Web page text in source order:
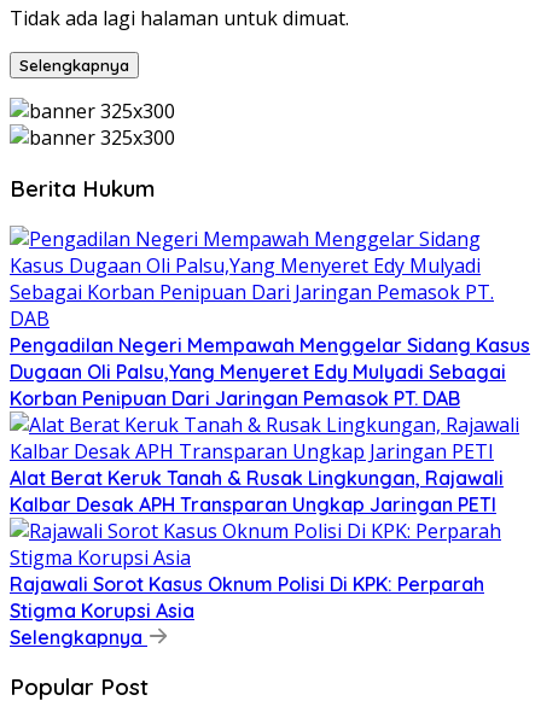
Tidak ada lagi halaman untuk dimuat.
Selengkapnya
Berita Hukum
Pengadilan Negeri Mempawah Menggelar Sidang Kasus
Dugaan Oli Palsu,Yang Menyeret Edy Mulyadi Sebagai
Korban Penipuan Dari Jaringan Pemasok PT. DAB
Alat Berat Keruk Tanah & Rusak Lingkungan, Rajawali
Kalbar Desak APH Transparan Ungkap Jaringan PETI
Rajawali Sorot Kasus Oknum Polisi Di KPK: Perparah
Stigma Korupsi Asia
Selengkapnya
Popular Post